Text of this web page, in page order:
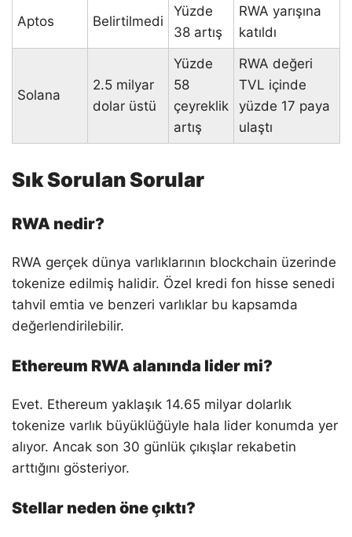
Aptos Belirtilmedi
Yüzde
38 artış
RWA yarışına
katıldı
Solana
2.5 milyar
dolar üstü
Yüzde
58
çeyreklik
artış
RWA değeri
TVL içinde
yüzde 17 paya
ulaştı
Sık Sorulan Sorular
RWA nedir?
RWA gerçek dünya varlıklarının blockchain üzerinde
tokenize edilmiş halidir. Özel kredi fon hisse senedi
tahvil emtia ve benzeri varlıklar bu kapsamda
değerlendirilebilir.
Ethereum RWA alanında lider mi?
Evet. Ethereum yaklaşık 14.65 milyar dolarlık
tokenize varlık büyüklüğüyle hala lider konumda yer
alıyor. Ancak son 30 günlük çıkışlar rekabetin
arttığını gösteriyor.
Stellar neden öne çıktı?